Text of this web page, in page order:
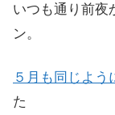
いつも通り前夜
ン。
５月も同じよ
た